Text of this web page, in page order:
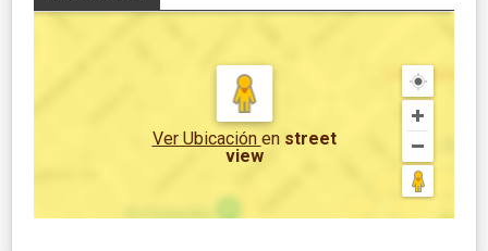
Ver Ubicación en street
view